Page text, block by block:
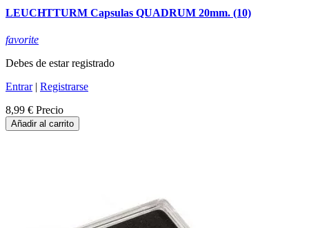
LEUCHTTURM Capsulas QUADRUM 20mm. (10)
favorite
Debes de estar registrado
Entrar| Registrarse
8,99 € Precio
Añadir al carrito